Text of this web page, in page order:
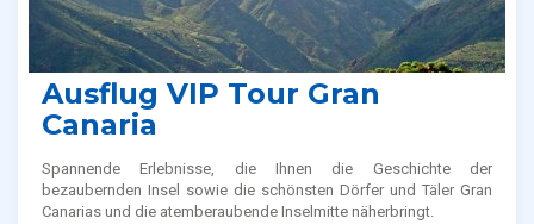
Ausflug VIP Tour Gran
Canaria
Spannende Erlebnisse, die Ihnen die Geschichte der
bezaubernden Insel sowie die schönsten Dörfer und Täler Gran
Canarias und die atemberaubende Inselmitte näherbringt.